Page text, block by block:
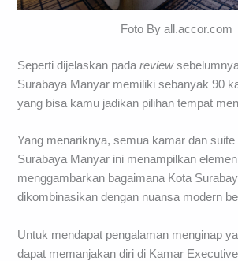
Foto By all.accor.com
Seperti dijelaskan padareview
Surabaya Manyar memiliki sebanyak 90
yang bisa kamu jadikan pilihan tempat
Yang menariknya, semua kamar dan
Surabaya Manyar ini menampilkan
menggambarkan bagaimana Kota
dikombinasikan dengan nuansa modern
Untuk mendapat pengalaman menginap
dapat memanjakan diri di Kamar